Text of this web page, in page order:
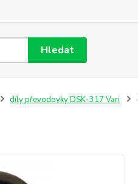
Hledat
díly převodovky DSK-317 Vari